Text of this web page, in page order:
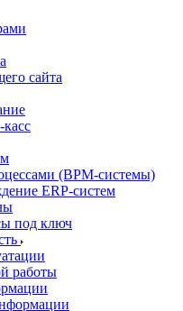
сайта
(BPM-системы)
ERP-систем
под ключ
работы